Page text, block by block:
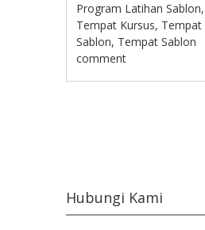
Program Latihan Sablon
Tempat Kursus, Tempat
Sablon, Tempat Sablon
comment
Hubungi Kami